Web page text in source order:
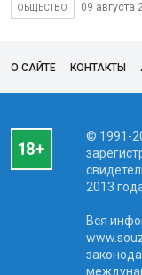
ОБЩЕСТВО 09 августа
О САЙТЕ КОНТАКТЫ
© 1991-
2013
Вся